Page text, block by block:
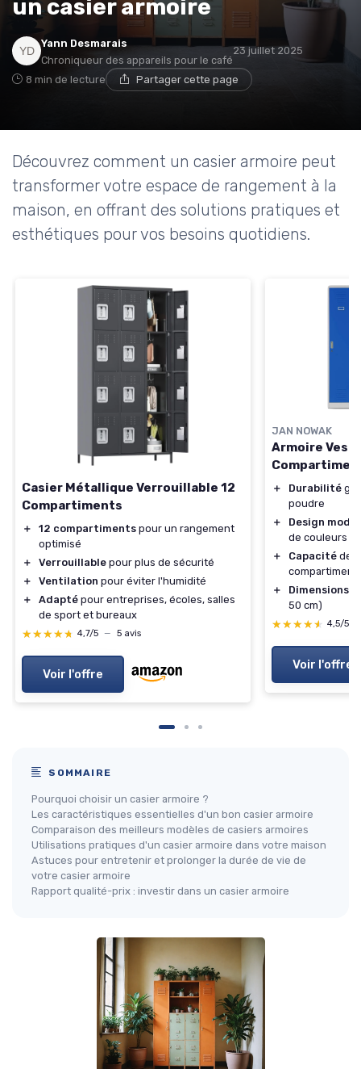
un casier armoire
Yann Desmarais
Chroniqueur des appareils pour le café
23 juillet 2025
8 min de lecture Partager cette page
Découvrez comment un casier armoire peut
transformer votre espace de rangement à la
maison, en offrant des solutions pratiques et
esthétiques pour vos besoins quotidiens.
Casier Métallique Verrouillable 12
Compartiments
＋ 12 compartiments pour un rangement
optimisé
＋
Verrouillable pour plus de sécurité
＋
Ventilation pour éviter l'humidité
＋
Adapté pour entreprises, écoles, salles
de sport et bureaux
★★★★★
★★★★★ 4,7/5 — 5 avis
Voir l'offre
JAN NOWAK
Armoire
＋ Durabilité
poudre
＋
Design
de couleurs
＋
Capacité de
＋
Dimensions
50 cm)
★★★★★
★★★★★ 4,5/5
Voir l'offre
SOMMAIRE
Pourquoi choisir un casier armoire ?
Les caractéristiques essentielles d'un bon casier armoire
Comparaison des meilleurs modèles de casiers armoires
Utilisations pratiques d'un casier armoire dans votre maison
Astuces pour entretenir et prolonger la durée de vie de
votre casier armoire
Rapport qualité-prix : investir dans un casier armoire
* En m'inscrivant, j'accepte de recevoir la newsletter
d'Appareils Ménagers et les offres de ses partenaires.
Non merci, peut-être plus tard